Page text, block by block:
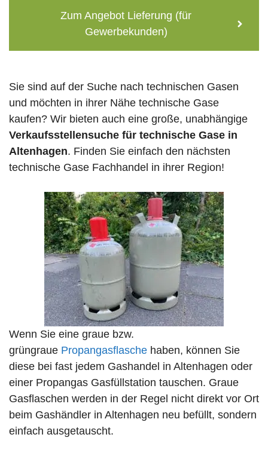
Zum Angebot Lieferung (für
Gewerbekunden)
Sie sind auf der Suche nach technischen Gasen
und möchten in ihrer Nähe technische Gase
kaufen? Wir bieten auch eine große, unabhängige
Verkaufsstellensuche für technische Gase in
Altenhagen. Finden Sie einfach den nächsten
technische Gase Fachhandel in ihrer Region!
Wenn Sie eine graue bzw.
grüngraue Propangasflasche haben, können Sie
diese bei fast jedem Gashandel in Altenhagen oder
einer Propangas Gasfüllstation tauschen. Graue
Gasflaschen werden in der Regel nicht direkt vor Ort
beim Gashändler in Altenhagen neu befüllt, sondern
einfach ausgetauscht.